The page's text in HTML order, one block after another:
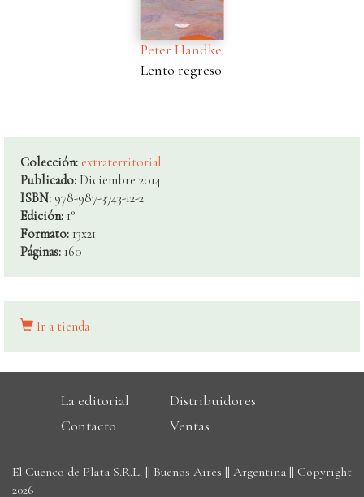
Peter Handke
Lento regreso
Colección: extraterritorial
Publicado: Diciembre 2014
ISBN: 978-987-3743-12-2
Edición: 1°
Formato: 13x21
Páginas: 160
Ir a tienda
La editorial
Distribuidores
Contacto
Ventas
El Cuenco de Plata S.R.L. || Buenos Aires || Argentina || Copyright
2026